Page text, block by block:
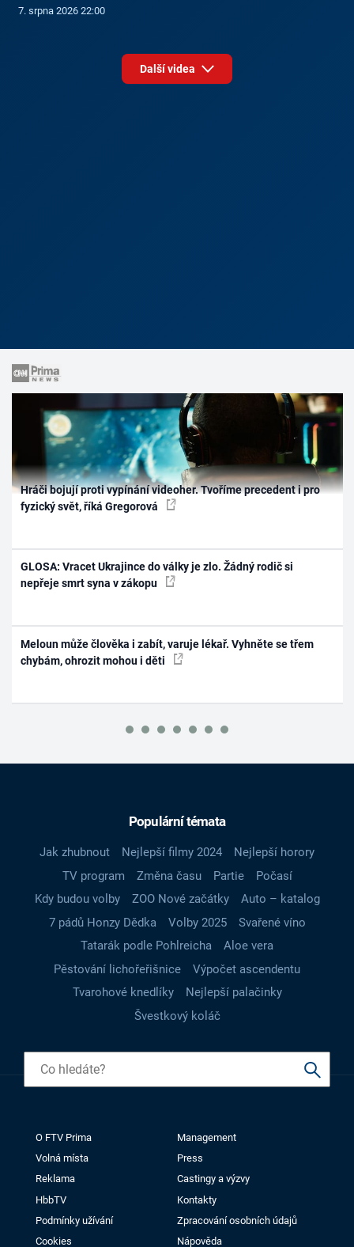
7. srpna 2026 22:00
Další videa
Hráči bojují proti vypínání videoher. Tvoříme precedent i pro
fyzický svět, říká Gregorová
GLOSA: Vracet Ukrajince do války je zlo. Žádný rodič si
nepřeje smrt syna v zákopu
Meloun může člověka i zabít, varuje lékař. Vyhněte se třem
chybám, ohrozit mohou i děti
Populární témata
Jak zhubnout Nejlepší filmy 2024
Nejlepší horory
TV program
Změna času Partie
Počasí
Kdy budou volby
ZOO Nové začátky
Auto – katalog
7 pádů Honzy Dědka
Volby 2025
Svařené víno
Tatarák podle Pohlreicha
Aloe vera
Pěstování lichořeřišnice
Výpočet ascendentu
Tvarohové knedlíky
Nejlepší palačinky
Švestkový koláč
O FTV Prima
Management
Volná místa
Press
Reklama
Castingy a výzvy
HbbTV
Kontakty
Podmínky užívání
Zpracování osobních údajů
Cookies
Nápověda